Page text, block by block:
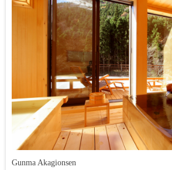
Gunma Akagionsen